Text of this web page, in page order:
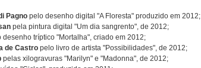
Pagnopelo desenho digital "A Floresta" produzido em 2012;
pela pintura digital "Um dia sangrento", de 2012;
desenho tríptico "Mortalha", criado em 2012;
de Castropelo livro de artista "Possibilidades", de 2012;
pelas xilogravuras "Marilyn" e "Madonna", de 2012;